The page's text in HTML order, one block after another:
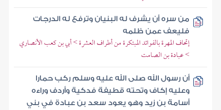
من سره أن يشرف له البنيان وترفع له الدرجات
فليعف عمن ظلمه
إتحاف المهرة بالفوائد المبتكرة من أطراف العشرة > أبي بن كعب الأنصاري
> عبادة بن الصامت
أن رسول الله صلى الله عليه وسلم ركب حمارا
وعليه إكاف وتحته قطيفة فدكية وأردف وراءه
أسامة بن زيد وهو يعود سعد بن عبادة في بني